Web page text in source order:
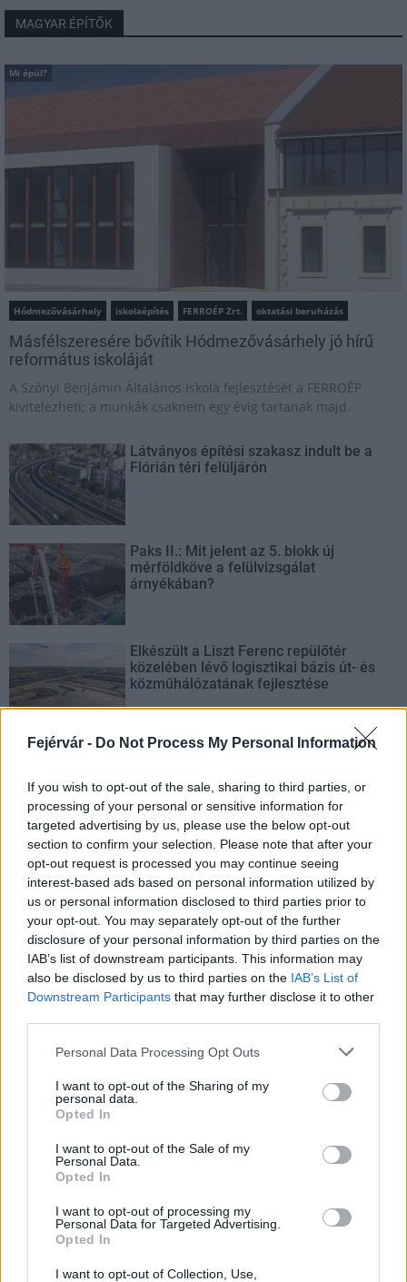
Fejérvár - Do Not Process My Personal Information
If you wish to opt-out of the sale, sharing to third parties, or
processing of your personal or sensitive information for
targeted advertising by us, please use the below opt-out
section to confirm your selection. Please note that after your
opt-out request is processed you may continue seeing
interest-based ads based on personal information utilized by
us or personal information disclosed to third parties prior to
your opt-out. You may separately opt-out of the further
disclosure of your personal information by third parties on the
IAB’s list of downstream participants. This information may
also be disclosed by us to third parties on the IAB’s List of
Downstream Participants that may further disclose it to other
Please note that this website/app uses one or more Google
not limited to your visit or usage behaviour. You may click to
grant or deny consent to Google and its third-party tags to
use your data for below specified purposes in below Google
consent section.
Personal Data Processing Opt Outs
I want to opt-out of the Sharing of my
personal data.
Opted In
I want to opt-out of the Sale of my
Personal Data.
Opted In
I want to opt-out of processing my
Personal Data for Targeted Advertising.
Opted In
I want to opt-out of Collection, Use,
MAGYAR ÉPÍTŐK
Mi épül?
Hódmezővásárhely iskolaépítés FERROÉP Zrt. oktatási beruházás
Másfélszeresére bővítik Hódmezővásárhely jó hírű
református iskoláját
A Szőnyi Benjámin Általános Iskola fejlesztését a FERROÉP
kivitelezheti; a munkák csaknem egy évig tartanak majd.
Látványos építési szakasz indult be a
Flórián téri felüljárón
Paks II.: Mit jelent az 5. blokk új
mérföldköve a felülvizsgálat
árnyékában?
Elkészült a Liszt Ferenc repülőtér
közelében lévő logisztikai bázis út- és
közműhálózatának fejlesztése
Látlelet a hazai víziközművekről?
múlt Bicske vízellátása
AJÁNLJUK MÉG
Aktuális
Nagy igazolás - Sokszoros bajnok érkezik a
Fehérvárhoz